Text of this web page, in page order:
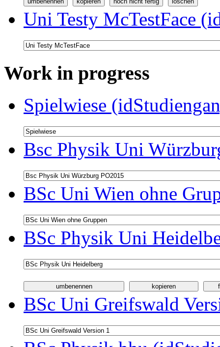
Uni Testy McTestFace
Work in progress
Spielwiese
Bsc Physik Uni
BSc Uni Wien ohne
BSc Physik Uni
BSc Uni Greifswald